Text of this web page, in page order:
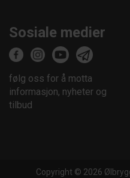
Sosiale medier
følg oss for å motta
informasjon, nyheter og
tilbud
Copyright © 2026